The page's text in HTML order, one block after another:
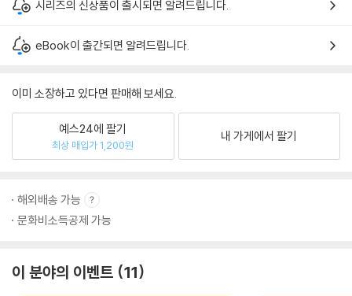
시리즈의 신상품이 출시되면 알려드립니다.
eBook이 출간되면 알려드립니다.
이미 소장하고 있다면 판매해 보세요.
예스24에 팔기
최상 매입가 1,200원
내 가게에서 팔기
해외배송 가능
문화비소득공제 가능
이 분야의 이벤트 11